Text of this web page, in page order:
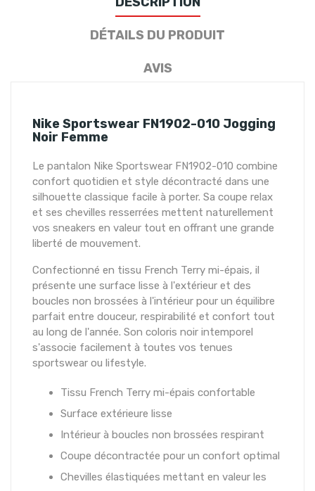
DÉTAILS DU PRODUIT
AVIS
Nike Sportswear FN1902-010 Jogging
Noir Femme
Le pantalon Nike Sportswear FN1902-010 combine
confort quotidien et style décontracté dans une
silhouette classique facile à porter. Sa coupe relax
et ses chevilles resserrées mettent naturellement
vos sneakers en valeur tout en offrant une grande
liberté de mouvement.
Confectionné en tissu French Terry mi-épais, il
présente une surface lisse à l'extérieur et des
boucles non brossées à l'intérieur pour un équilibre
parfait entre douceur, respirabilité et confort tout
au long de l'année. Son coloris noir intemporel
s'associe facilement à toutes vos tenues
sportswear ou lifestyle.
Tissu French Terry mi-épais confortable
Surface extérieure lisse
Intérieur à boucles non brossées respirant
Coupe décontractée pour un confort optimal
Chevilles élastiquées mettant en valeur les